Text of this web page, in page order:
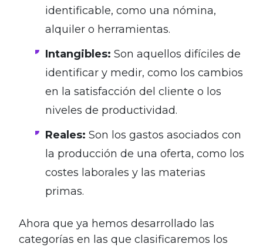
identificable, como una nómina,
alquiler o herramientas.
Intangibles: Son aquellos difíciles de
identificar y medir, como los cambios
en la satisfacción del cliente o los
niveles de productividad.
Reales: Son los gastos asociados con
la producción de una oferta, como los
costes laborales y las materias
primas.
Ahora que ya hemos desarrollado las
categorías en las que clasificaremos los